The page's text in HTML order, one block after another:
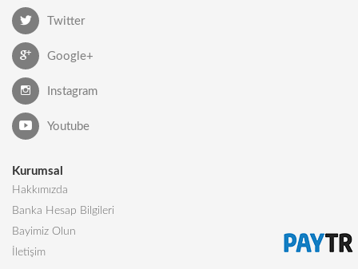
Twitter
Google+
Instagram
Youtube
Kurumsal
Hakkımızda
Banka Hesap Bilgileri
Bayimiz Olun
İletişim